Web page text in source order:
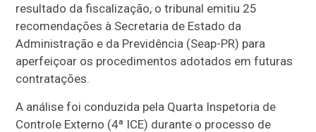
resultado da fiscalização, o tribunal emitiu 25
recomendações à Secretaria de Estado da
Administração e da Previdência (Seap-PR) para
aperfeiçoar os procedimentos adotados em futuras
contratações.
A análise foi conduzida pela Quarta Inspetoria de
Controle Externo (4ª ICE) durante o processo de